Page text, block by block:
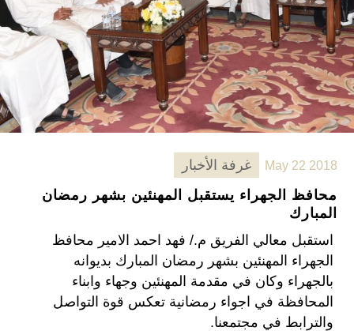
May 22 2018
غرفة الأخبار
محافظ الجهراء يستقبل المهنئين بشهر رمضان
المبارك
استقبل معالي الفريق م./ فهد احمد الامير محافظ
الجهراء المهنئين بشهر رمضان المبارك بديوانه
بالجهراء وكان في مقدمة المهنئين وجهاء وابناء
المحافظة في اجواء رمضانية تعكس قوة التواصل
والترابط في مجتمعنا.